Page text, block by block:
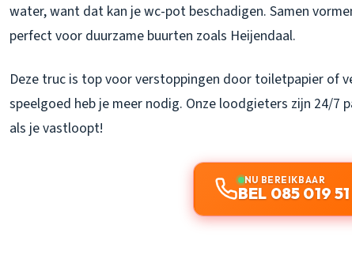
water, want dat kan je wc-pot beschadigen. Samen
perfect voor duurzame buurten zoals Heijendaal.
Deze truc is top voor verstoppingen door toiletpapier of
speelgoed heb je meer nodig. Onze loodgieters zijn 24/7
als je vastloopt!
NU BEREIKBAAR
BEL 085 019